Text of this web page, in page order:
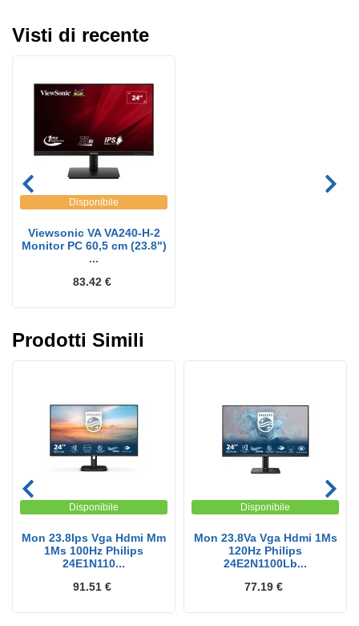
Visti di recente
Disponibile
Viewsonic VA VA240-H-2
Monitor PC 60,5 cm (23.8")
...
83.42 €
Prodotti Simili
Disponibile
Mon 23.8Ips Vga Hdmi Mm
1Ms 100Hz Philips
24E1N110...
91.51 €
Disponibile
Mon 23.8Va Vga Hdmi 1Ms
120Hz Philips
24E2N1100Lb...
77.19 €